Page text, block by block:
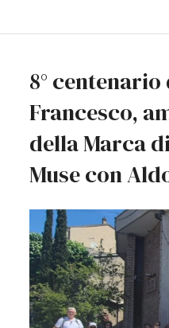
8°
Francesco,
della Marca
Muse con